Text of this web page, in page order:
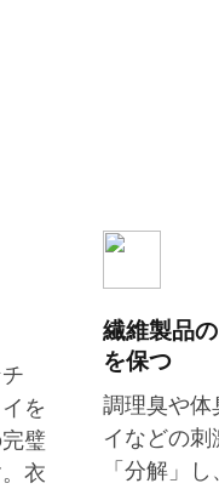
を
璧
衣
繊維製品
を保つ
調理臭や体
イなどの刺
「分解」